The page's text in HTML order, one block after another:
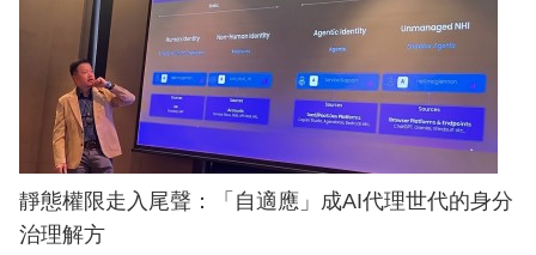
靜態權限走入尾聲：「自適應」成AI代理世代的身分
治理解方